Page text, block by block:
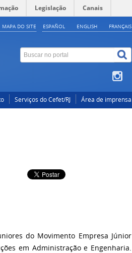
Legislação Canais
ESPAÑOL ENGLISH FRANÇAIS
MAPA DO SITE
Serviços do Cefet/RJ Área de imprensa
do Movimento Empresa Júnior
em Administração e Engenharia.